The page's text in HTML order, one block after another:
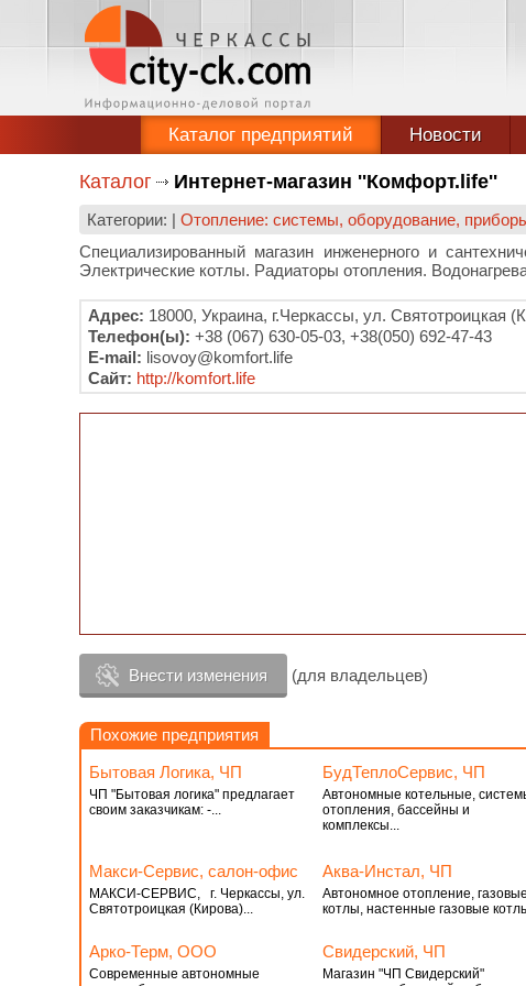
Каталог предприятий Новости
Каталог Интернет-магазин ''Комфорт.life''
Категории: | Отопление: системы, оборудование,
Специализированный магазин инженерного и
Электрические котлы. Радиаторы отопления.
Адрес: 18000, Украина, г.Черкассы, ул. Святотроицкая
Телефон(ы): +38 (067) 630-05-03, +38(050) 692-47-43
E-mail: lisovoy@komfort.life
Сайт: http://komfort.life
Внести изменения (для владельцев)
Похожие предприятия
Бытовая Логика, ЧП
ЧП "Бытовая логика" предлагает
своим заказчикам: -...
БудТеплоСервис, ЧП
Автономные котельные,
отопления, бассейны и
комплексы...
Макси-Сервис, салон-офис
МАКСИ-СЕРВИС, г. Черкассы, ул.
Святотроицкая (Кирова)...
Аква-Инстал, ЧП
Автономное отопление, газовые
котлы, настенные газовые
Арко-Терм, ООО
Современные автономные
Свидерский, ЧП
Магазин "ЧП Свидерский"